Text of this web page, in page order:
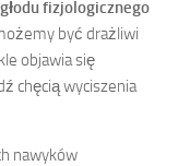
głodu fizjologicznego
być drażliwi
objawia się
chęcią wyciszenia
nawyków